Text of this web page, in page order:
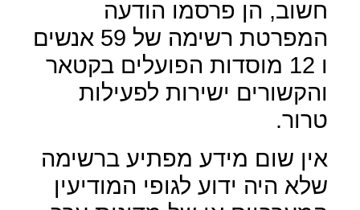
חשוב, הן פרסמו הודעה
המפרטת רשימה של 59 אנשים
ו 12 מוסדות הפועלים בקטאר
והקשורים ישירות לפעילות
טרור.
אין שום מידע מפתיע ברשימה
שלא היה ידוע לגופי המודיעין